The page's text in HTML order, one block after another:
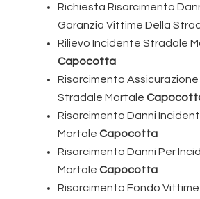
Richiesta Risarcimento
Garanzia Vittime Della
Rilievo Incidente Stradale
Capocotta
Risarcimento
Stradale Mortale
Risarcimento Danni
MortaleCapocotta
Risarcimento Danni Per
MortaleCapocotta
Risarcimento Fondo